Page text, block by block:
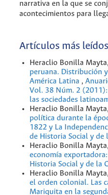
narrativa en la que se
acontecimientos para
Artículos más
Heraclio Bonilla Mayta,
peruana. Distribución
América Latina ,
Vol. 38 Núm. 2
las sociedades
Heraclio Bonilla Mayta,
política durante la
1822 y La
de Historia Social y
Heraclio Bonilla Mayta,
economía
Historia Social y de la
Heraclio Bonilla Mayta,
el orden colonial. Las
Mariquita en la